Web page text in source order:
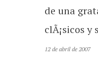
de una
clÃ¡sicos y
12 de abril de 2007